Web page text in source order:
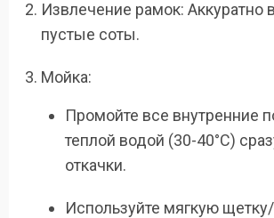
Извлечение рамок: Аккуратно
пустые соты.
Мойка:
Промойте все внутренние
теплой водой (30-40°C)
откачки.
Используйте мягкую щетку/